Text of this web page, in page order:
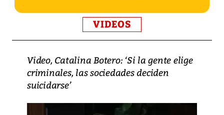
VIDEOS
Video, Catalina Botero: ‘Si la gente elige
criminales, las sociedades deciden
suicidarse’